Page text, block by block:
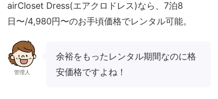
airCloset Dress(エアクロドレス)なら、7泊8
日〜/4,980円〜のお手頃価格でレンタル可能。
管理人
余裕をもったレンタル期間なのに格
安価格ですよね！